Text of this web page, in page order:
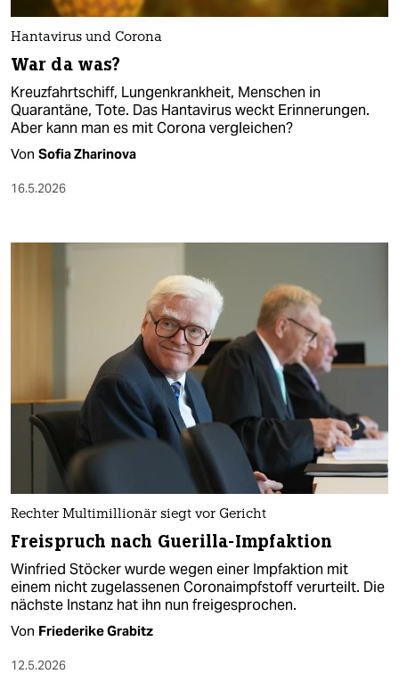
Hantavirus und Corona
War da was?
Kreuzfahrtschiff, Lungenkrankheit, Menschen in
Quarantäne, Tote. Das Hantavirus weckt Erinnerungen.
Aber kann man es mit Corona vergleichen?
Von Sofia Zharinova
16.5.2026
Rechter Multimillionär siegt vor Gericht
Freispruch nach Guerilla-Impfaktion
Winfried Stöcker wurde wegen einer Impfaktion mit
einem nicht zugelassenen Coronaimpfstoff verurteilt. Die
nächste Instanz hat ihn nun freigesprochen.
Von Friederike Grabitz
12.5.2026